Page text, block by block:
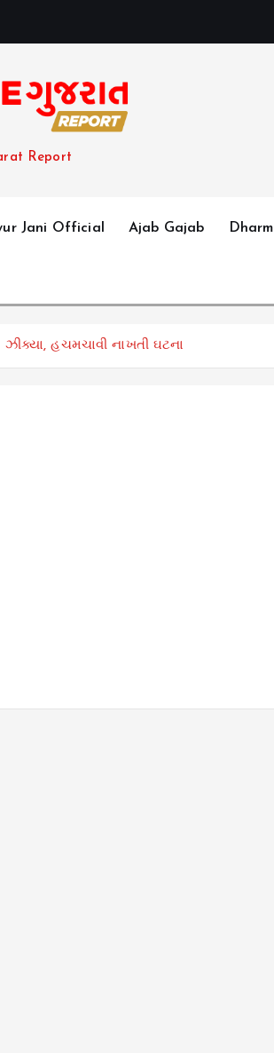
Report
Jani Official Ajab Gajab Dharm
ઝીક્યા, હચમચાવી નાખતી ઘટના